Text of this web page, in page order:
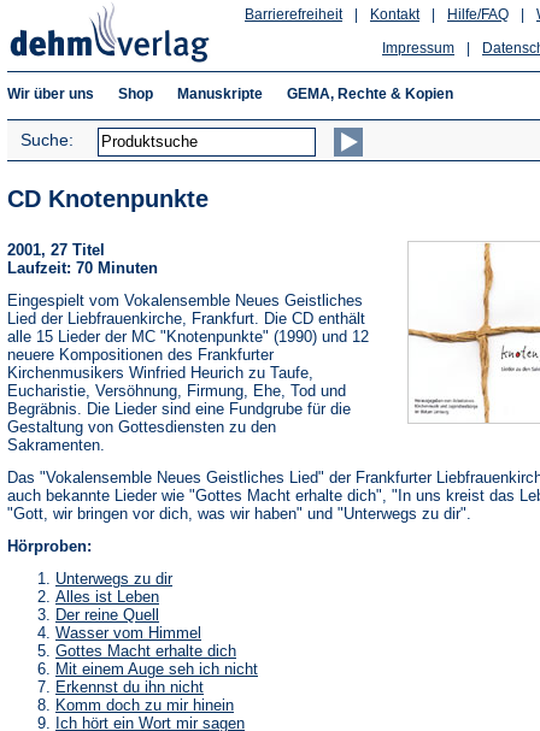
Hilfe/FAQ
Kontakt
Barrierefreiheit
Impressum
Wir über uns Shop Manuskripte GEMA, Rechte & Kopien
Suche:
CD Knotenpunkte
2001, 27 Titel
Laufzeit: 70 Minuten
Eingespielt vom Vokalensemble Neues Geistliches
Lied der Liebfrauenkirche, Frankfurt. Die CD enthält
alle 15 Lieder der MC "Knotenpunkte" (1990) und 12
neuere Kompositionen des Frankfurter
Kirchenmusikers Winfried Heurich zu Taufe,
Eucharistie, Versöhnung, Firmung, Ehe, Tod und
Begräbnis. Die Lieder sind eine Fundgrube für die
Gestaltung von Gottesdiensten zu den
Sakramenten.
Das "Vokalensemble Neues Geistliches Lied" der Frankfurter
auch bekannte Lieder wie "Gottes Macht erhalte dich", "In uns kreist das
"Gott, wir bringen vor dich, was wir haben" und "Unterwegs zu dir".
Hörproben:
Unterwegs zu dir
Alles ist Leben
Der reine Quell
Wasser vom Himmel
Gottes Macht erhalte dich
Mit einem Auge seh ich nicht
Erkennst du ihn nicht
Komm doch zu mir hinein
Ich hört ein Wort mir sagen